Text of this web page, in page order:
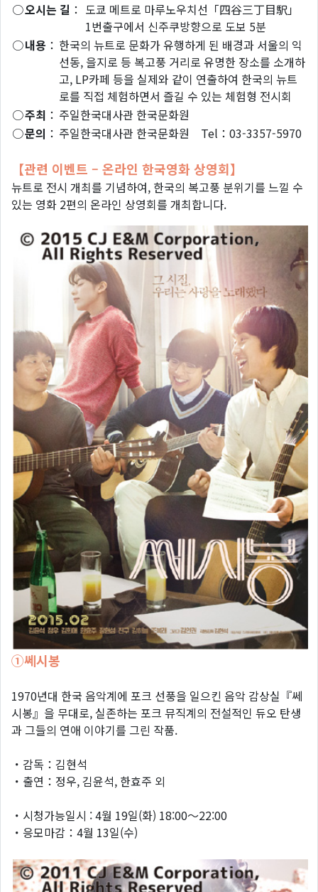
○오시는 길 ： 도쿄 메트로 마루노우치선「四谷三丁目駅」
1번출구에서 신주쿠방향으로 도보 5분
○내용 ： 한국의 뉴트로 문화가 유행하게 된 배경과 서울의 익
선동, 을지로 등 복고풍 거리로 유명한 장소를 소개하
고, LP카페 등을 실제와 같이 연출하여 한국의 뉴트
로를 직접 체험하면서 즐길 수 있는 체험형 전시회
○주최 ： 주일한국대사관 한국문화원
○문의 ： 주일한국대사관 한국문화원 Tel：03-3357-5970
【관련 이벤트 – 온라인 한국영화 상영회】
뉴트로 전시 개최를 기념하여, 한국의 복고풍 분위기를 느낄 수
있는 영화 2편의 온라인 상영회를 개최합니다.
①쎄시봉
1970년대 한국 음악계에 포크 선풍을 일으킨 음악 감상실『쎄
시봉』을 무대로, 실존하는 포크 뮤직계의 전설적인 듀오 탄생
과 그들의 연애 이야기를 그린 작품.
・감독：김현석
・출연：정우, 김윤석, 한효주 외
・시청가능일시 : 4월 19일(화) 18:00～22:00
・응모마감：4월 13일(수)